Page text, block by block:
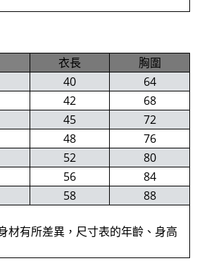
衣長
胸圍
40
64
42
68
45
72
48
76
52
80
56
84
58
88
有所差異，尺寸表的年齡、身高